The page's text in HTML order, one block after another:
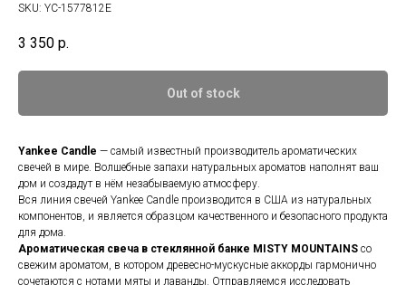
SKU: YC-1577812E
3 350 р.
Out of stock
Yankee Candle — самый известный производитель ароматических
свечей в мире. Волшебные запахи натуральных ароматов наполнят ваш
дом и создадут в нём незабываемую атмосферу.
Вся линия свечей Yankee Candle производится в США из натуральных
компонентов, и является образцом качественного и безопасного продукта
для дома.
Ароматическая свеча в стеклянной банке MISTY MOUNTAINS cо
свежим ароматом, в котором древесно-мускусные аккорды гармонично
сочетаются с нотами мяты и лаванды. Отправляемся исследовать